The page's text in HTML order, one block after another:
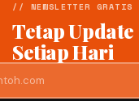
// NEWSLETTER GRATIS
Tetap Update
Setiap Hari